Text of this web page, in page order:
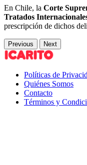
En Chile, la Corte
Tratados
prescripción de dichos
Previous Next
Políticas de
Quiénes Somos
Contacto
Términos y